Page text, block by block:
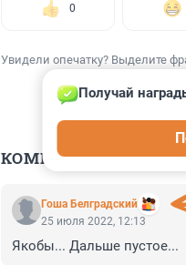
0
Увидели опечатку? Выделите
КОММЕНТАРИИ 16
Гоша Белградский
Получай
25 июля 2022, 12:13
Якобы... Дальше пустое...